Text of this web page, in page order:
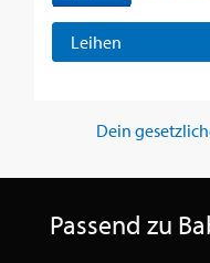
Leihen
Dein
Passend zu